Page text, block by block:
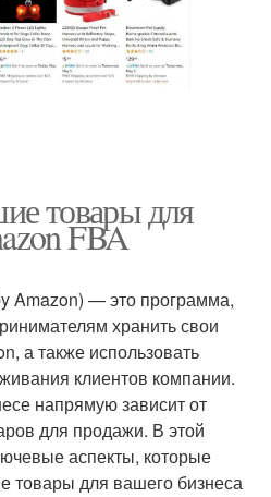
товары для
FBA
Amazon) — это программа,
хранить свои
а также использовать
клиентов компании.
напрямую зависит от
для продажи. В этой
аспекты, которые
товары для вашего бизнеса